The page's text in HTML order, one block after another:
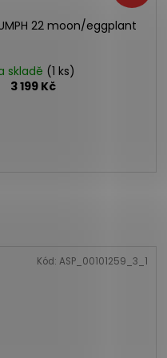
22 moon/eggplant
skladě (1 ks)
3 199 Kč
Kód: ASP_00101259_3_1